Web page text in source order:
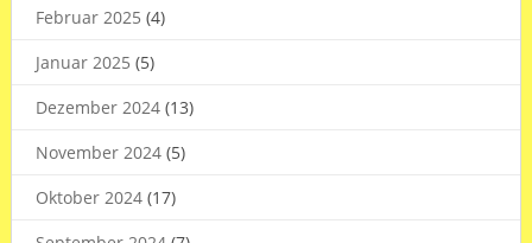
Februar 2025 (4)
Januar 2025 (5)
Dezember 2024(13)
November 2024(5)
Oktober 2024(17)